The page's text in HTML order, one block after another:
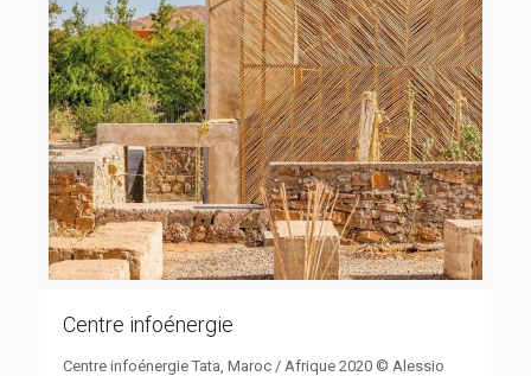
Centre infoénergie
Centre infoénergie Tata, Maroc / Afrique 2020 © Alessio